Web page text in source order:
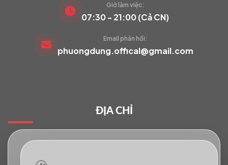
VIETCAM.VN
Đang trực tuyến
Giờ làm việc:
07:30 - 21:00 (Cả CN)
Email phản hồi:
phuongdung.offical@gmail.com
ĐỊA CHỈ